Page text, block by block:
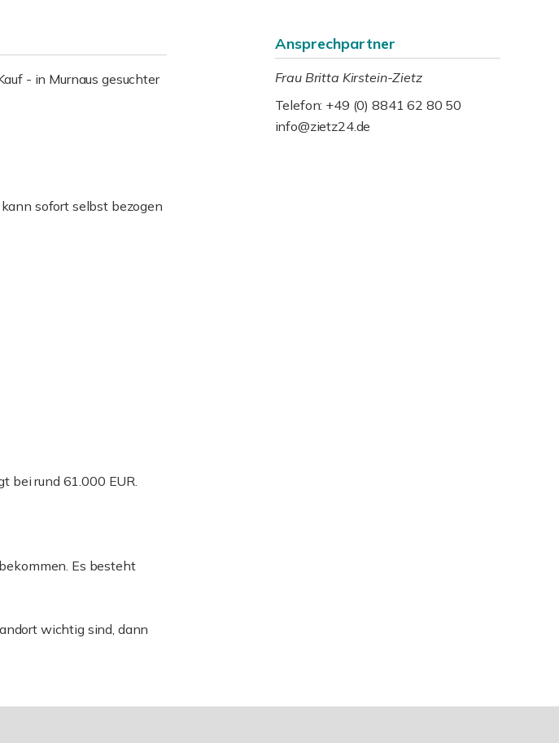
- in Murnaus gesuchter
sofort selbst bezogen
bei rund 61.000 EUR.
Es besteht
wichtig sind, dann
Ansprechpartner
Frau Britta Kirstein-Zietz
Telefon: +49 (0) 8841 62 80 50
info@zietz24.de